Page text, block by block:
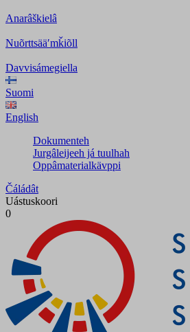
Anarâškielâ
Nuõrttsääʹmǩiõll
Davvisámegiella
Suomi
English
Dokumenteh
Jurgâleijeeh já tuulhah
Oppâmaterialkävppi
Čáládât
Uástuskoori
0